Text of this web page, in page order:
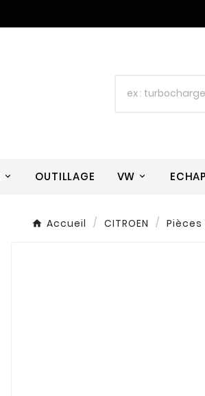
OUTILLAGE VW
Accueil CITROEN Pièces